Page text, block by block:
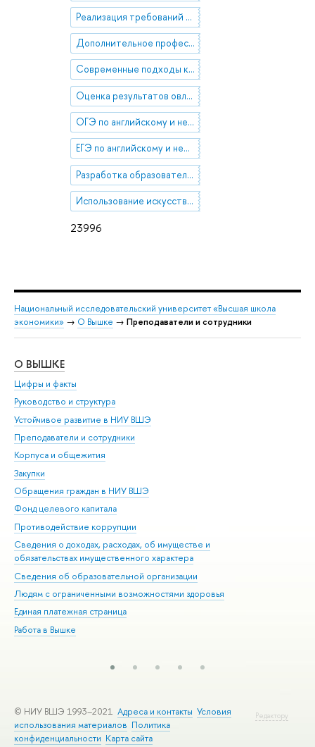
23996
Реализация требований федеральных государственных образовательных стандартов общего образования
Дополнительное профессиональное образование учителей иностранных языков
Современные подходы к обучению и воспитанию
Оценка результатов овладения иностранным языком
ОГЭ по английскому и немецкому языкам
ЕГЭ по английскому и немецкому языкам
Разработка образовательных программ (общее, высшее профессиональное, дополнительное профессиональное образование)
Использование искусственного интеллекта в обучении иностранному языку
Национальный исследовательский университет «Высшая школа
экономики» → О Вышке → Преподаватели и сотрудники
О ВЫШКЕ
Цифры и факты
Руководство и структура
Устойчивое развитие в НИУ ВШЭ
Преподаватели и сотрудники
Корпуса и общежития
Закупки
Обращения граждан в НИУ ВШЭ
Фонд целевого капитала
Противодействие коррупции
Сведения о доходах, расходах, об имуществе и
обязательствах имущественного характера
Сведения об образовательной организации
Людям с ограниченными возможностями здоровья
Единая платежная страница
Работа в Вышке
Редактору
© НИУ ВШЭ 1993–2021 Адреса и контакты Условия
использования материалов Политика
конфиденциальности Карта сайта